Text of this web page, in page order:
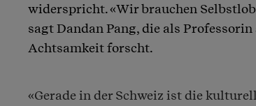
widerspricht. «Wir brauchen
sagt Dandan Pang, die als
Achtsamkeit forscht.
«Gerade in der Schweiz ist die